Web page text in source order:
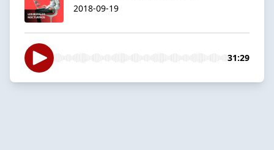
2018-09-19
31:29